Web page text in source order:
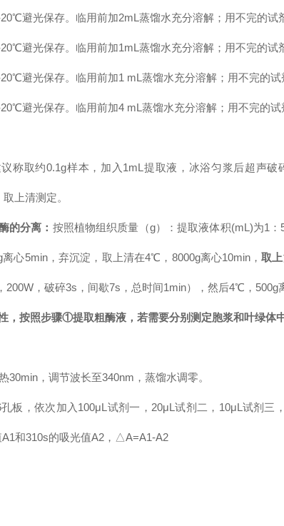
避光保存。临用前加2mL蒸馏水充分溶解；用不完的试
避光保存。临用前加1mL蒸馏水充分溶解；用不完的试
避光保存。临用前加1 mL蒸馏水充分溶解；用不完的
避光保存。临用前加4 mL蒸馏水充分溶解；用不完的
称取约0.1g样本，加入1mL提取液，冰浴匀浆后超声
上清测定。
的分离： 按照植物组织质量（g）：提取液体积(mL)为1
心5min，弃沉淀，取上清在4℃，8000g离心10min，取
200W，破碎3s，间歇7s，总时间1min），然后4℃，500g
，按照步骤①提取粗酶液，若需要分别测定胞浆和叶绿体
30min，调节波长至340nm，蒸馏水调零。
板，依次加入100μL试剂一，20μL试剂二，10μL试剂
和310s的吸光值A2，△A=A1-A2